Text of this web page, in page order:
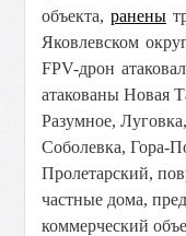
объекта,ранены
Яковлевском
FPV-дрон
атакованы Новая
Разумное,
Соболевка, Гора-
Пролетарский,
частные дома,
коммерческий